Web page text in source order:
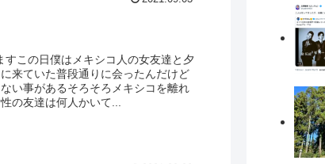
この日僕はメキシコ人の女友達と夕
来ていた普段通りに会ったんだけど
い事があるそろそろメキシコを離れ
の友達は何人かいて...